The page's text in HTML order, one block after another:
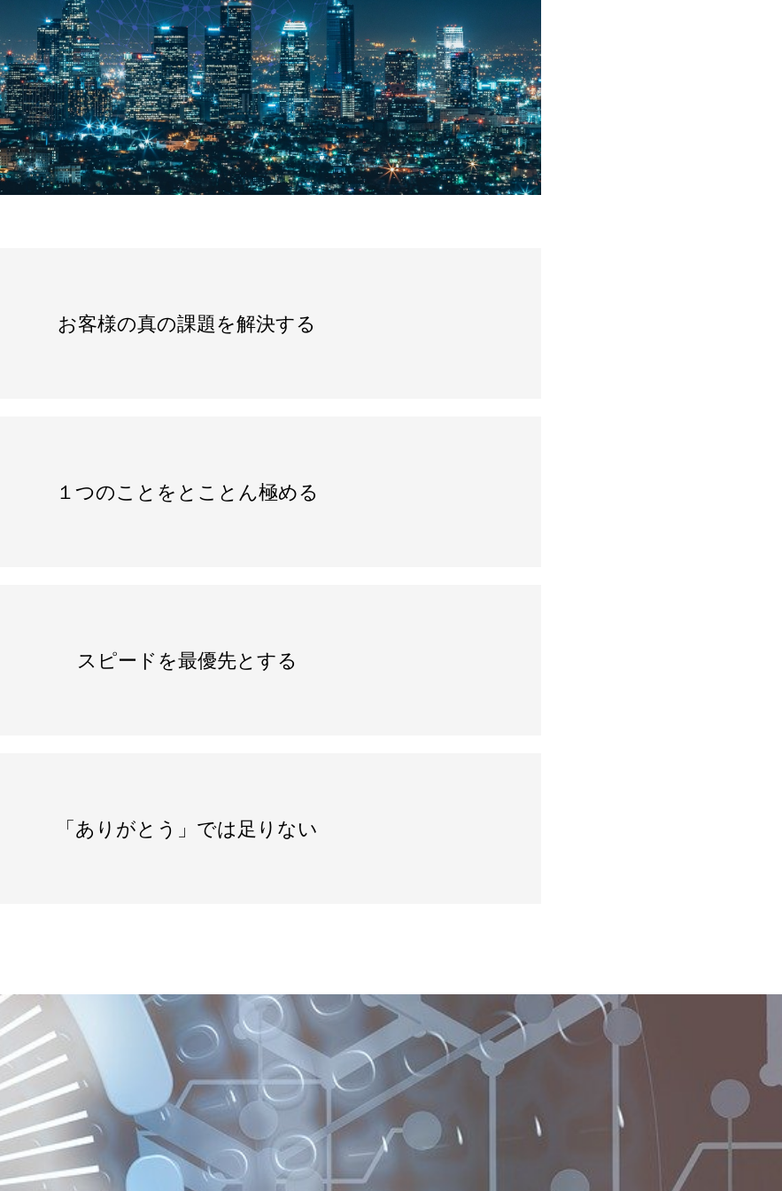
お客様の真の課題を解決する
１つのことをとことん極める
スピードを最優先とする
「ありがとう」では足りない